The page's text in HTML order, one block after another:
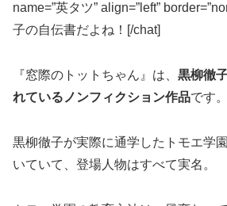
name=”英タツ” align=”left”
子の自伝書だよね！[/chat]
『窓際のトットちゃん』は、 黒柳徹
れているノンフィクション作品です。
黒柳徹子が実際に通学したトモエ学
いていて、登場人物はすべて実名。